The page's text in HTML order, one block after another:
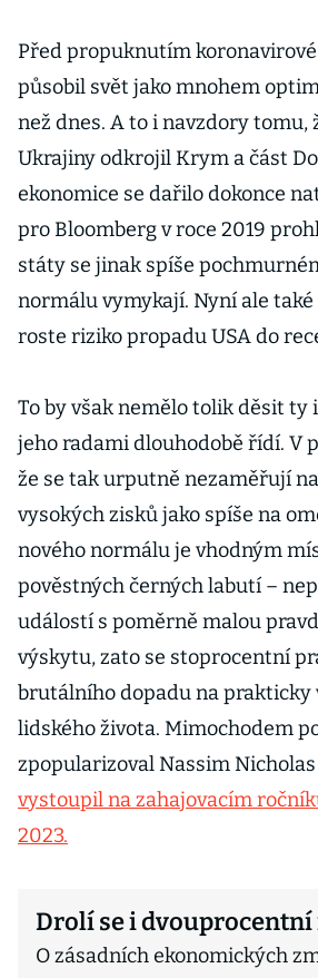
Před propuknutím
působil svět jako mnohem
než dnes. A to i navzdory tomu,
Ukrajiny odkrojil Krym a část
ekonomice se dařilo dokonce
pro Bloomberg v roce 2019
státy se jinak spíše
normálu vymykají. Nyní ale také
roste riziko propadu USA do
To by však nemělo tolik děsit ty
jeho radami dlouhodobě řídí. V
že se tak urputně nezaměřují
vysokých zisků jako spíše na
nového normálu je vhodným
pověstných černých labutí –
událostí s poměrně malou
výskytu, zato se stoprocentní
brutálního dopadu na prakticky
lidského života. Mimochodem
zpopularizoval Nassim
vystoupil na zahajovacím
2023.
Drolí se i
O zásadních ekonomických